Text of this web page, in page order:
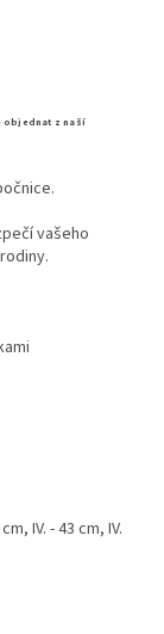
objednat z naší
vašeho
IV. - 43 cm, IV.